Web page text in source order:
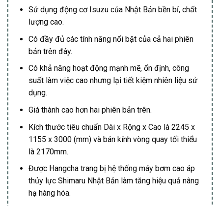
Sử dụng động cơ Isuzu của Nhật Bản bền bỉ, chất
lượng cao.
Có đầy đủ các tính năng nổi bật của cả hai phiên
bản trên đây.
Có khả năng hoạt động mạnh mẽ, ổn định, công
suất làm việc cao nhưng lại tiết kiệm nhiên liệu sử
dụng.
Giá thành cao hơn hai phiên bản trên.
Kích thước tiêu chuẩn Dài x Rộng x Cao là 2245 x
1155 x 3000 (mm) và bán kính vòng quay tối thiểu
là 2170mm.
Được Hangcha trang bị hệ thống máy bơm cao áp
thủy lực Shimaru Nhật Bản làm tăng hiệu quả nâng
hạ hàng hóa.